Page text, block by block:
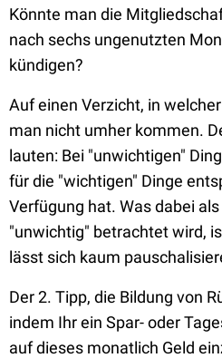
Könnte man die
nach sechs ungenutzten
kündigen?
Auf einen Verzicht, in
man nicht umher kommen.
lauten: Bei "unwichtigen"
für die "wichtigen" Dinge
Verfügung hat. Was dabei
"unwichtig" betrachtet wird,
lässt sich kaum
Der 2. Tipp, die Bildung von
indem Ihr ein Spar- oder
auf dieses monatlich Geld